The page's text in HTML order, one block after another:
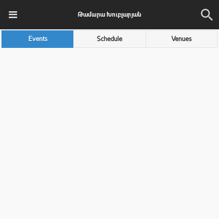
Թամարա Խուբլարյան
Events Schedule Venues